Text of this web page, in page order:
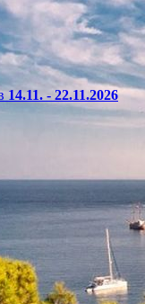
14.11. - 22.11.2026